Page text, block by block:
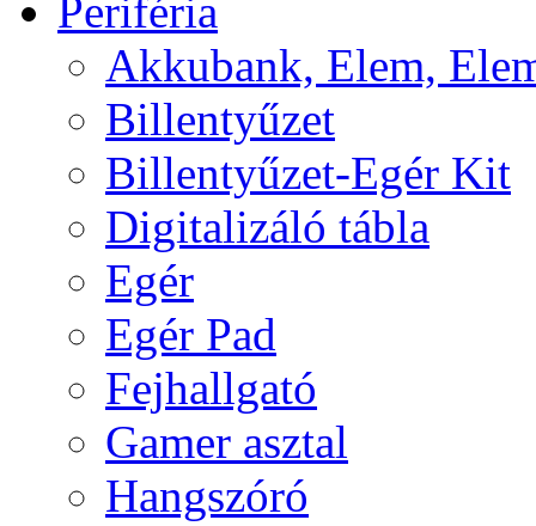
Periféria
Akkubank, Elem,
Billentyűzet
Billentyűzet-Egér Kit
Digitalizáló tábla
Egér
Egér Pad
Fejhallgató
Gamer asztal
Hangszóró